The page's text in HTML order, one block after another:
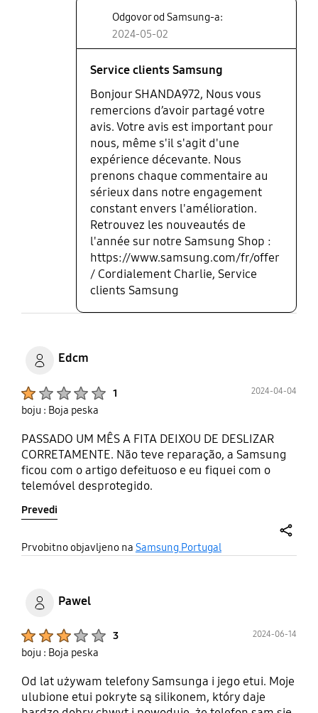
Odgovor od Samsung-a:
2024-05-02
Service clients Samsung
Bonjour SHANDA972, Nous vous
remercions d’avoir partagé votre
avis. Votre avis est important pour
nous, même s'il s'agit d'une
expérience décevante. Nous
prenons chaque commentaire au
sérieux dans notre engagement
constant envers l'amélioration.
Retrouvez les nouveautés de
l'année sur notre Samsung Shop :
https://www.samsung.com/fr/offer
/ Cordialement Charlie, Service
clients Samsung
Edcm
1 2024-04-04
boju : Boja peska
PASSADO UM MÊS A FITA DEIXOU DE DESLIZAR
CORRETAMENTE. Não teve reparação, a Samsung
ficou com o artigo defeituoso e eu fiquei com o
telemóvel desprotegido.
Prevedi
Prvobitno objavljeno na Samsung Portugal
Pawel
3 2024-06-14
boju : Boja peska
Od lat używam telefony Samsunga i jego etui. Moje
ulubione etui pokryte są silikonem, który daje